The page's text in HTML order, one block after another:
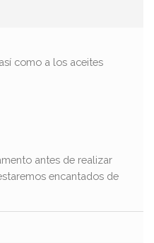
como a los aceites
antes de realizar
encantados de